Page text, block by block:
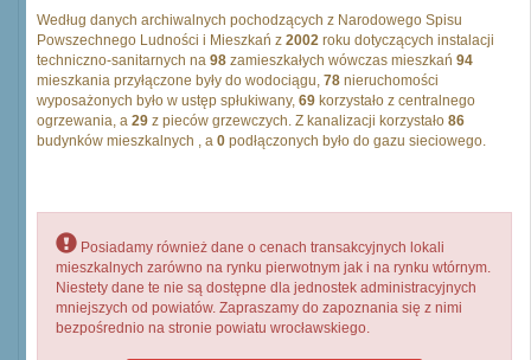
Według danych archiwalnych pochodzących z Narodowego Spisu
Powszechnego Ludności i Mieszkań z 2002 roku dotyczących instalacji
techniczno-sanitarnych na 98 zamieszkałych wówczas mieszkań 94
mieszkania przyłączone były do wodociągu, 78 nieruchomości
wyposażonych było w ustęp spłukiwany, 69 korzystało z centralnego
ogrzewania, a 29 z pieców grzewczych. Z kanalizacji korzystało 86
budynków mieszkalnych , a 0 podłączonych było do gazu sieciowego.
Posiadamy również dane o cenach transakcyjnych lokali
mieszkalnych zarówno na rynku pierwotnym jak i na rynku wtórnym.
Niestety dane te nie są dostępne dla jednostek administracyjnych
mniejszych od powiatów. Zapraszamy do zapoznania się z nimi
bezpośrednio na stronie powiatu wrocławskiego.